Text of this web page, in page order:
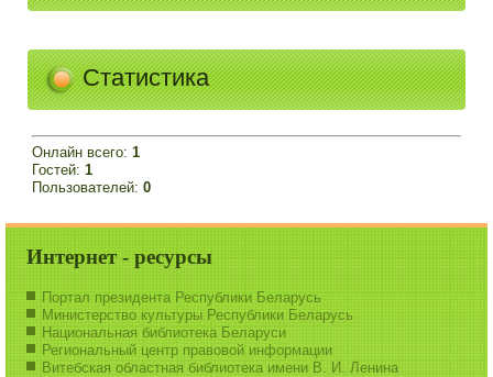
Статистика
Онлайн всего:1
Гостей:1
Пользователей:0
Интернет - ресурсы
Портал президента Республики Беларусь
Министерство культуры Республики Беларусь
Национальная библиотека Беларуси
Региональный центр правовой информации
Витебская областная библиотека имени В. И. Ленина